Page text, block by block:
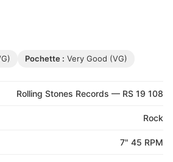
Pochette : Very Good (VG)
Rolling Stones Records — RS 19 108
Rock
7" 45 RPM